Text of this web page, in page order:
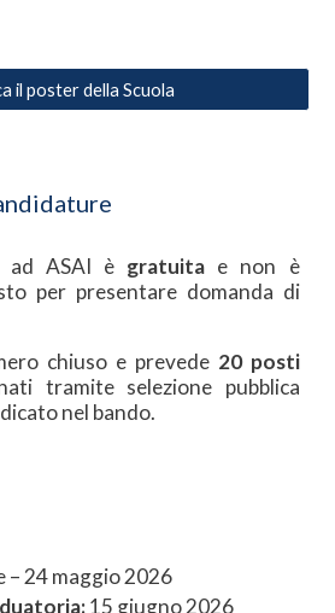
il poster della Scuola
ad ASAI è gratuita e non è
per presentare domanda di
chiuso e prevede 20 posti
tramite selezione pubblica
nel bando.
– 24 maggio 2026
15 giugno 2026